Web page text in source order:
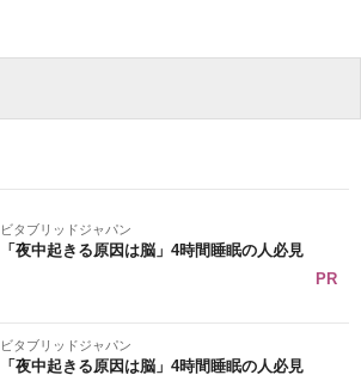
ビタブリッドジャパン
「夜中起きる原因は脳」4時間睡眠の人必見
PR
ビタブリッドジャパン
「夜中起きる原因は脳」4時間睡眠の人必見